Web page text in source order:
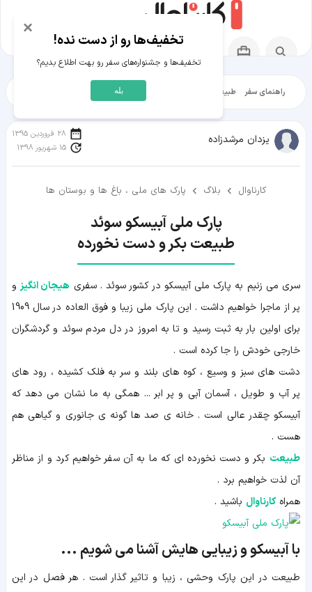
راهنمای سفر طبیعت‌گردی شهرگردی
یزدان مرشدزاده
28 فروردین 1395
15 شهریور 1398
کارناوال بلاگ پارک های ملی ، باغ ها و بوستان ها
طبیعت بکر و دست نخورده
سری می زنیم به پارک ملی آبیسکو در کشور سوئد . سفری هیجان انگیزو
پر از ماجرا خواهیم داشت . این پارک ملی زیبا و فوق العاده در سال 1909
برای اولین بار به ثبت رسید و تا به امروز در دل مردم سوئد و گردشگران
خارجی خودش را جا کرده است .
دشت های سبز و وسیع ، کوه های بلند و سر به فلک کشیده ، رود های
پر آب و طویل ، آسمان آبی و پر ابر ... همگی به ما نشان می دهد که
آبیسکو چقدر عالی است . خانه ی صد ها گونه ی جانوری و گیاهی هم
هست .
طبیعت بکر و دست نخورده ای که ما به آن سفر خواهیم کرد و از مناظر
آن لذت خواهیم برد .
همراهکارناوال باشید .
با آبیسکو و زیبایی هایش آشنا می شویم ...
طبیعت در این پارک وحشی ، زیبا و تاثیر گذار است . هر فصل در این
×
تخفیف‌ها رو از دست نده!
تخفیف‌ها و جشنواره‌های سفر رو بهت اطلاع بدیم؟
بله